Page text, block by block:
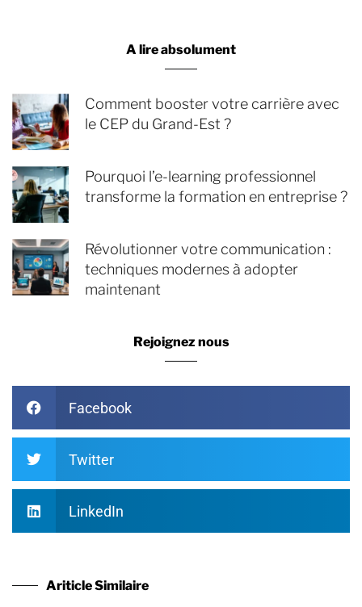
A lire absolument
Comment booster votre carrière avec
le CEP du Grand-Est ?
Pourquoi l’e-learning professionnel
transforme la formation en entreprise ?
Révolutionner votre communication :
techniques modernes à adopter
maintenant
Rejoignez nous
Facebook
Twitter
LinkedIn
Ariticle Similaire